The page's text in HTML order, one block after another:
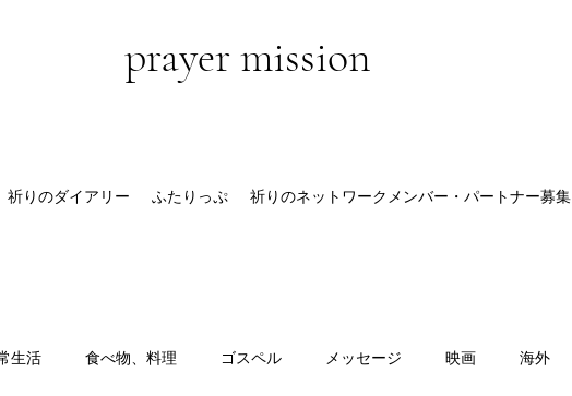
prayer mission
祈りのダイアリー ふたりっぷ 祈りのネットワークメンバー・パートナー募集
生活 食べ物、料理 ゴスペル メッセージ 映画 海外